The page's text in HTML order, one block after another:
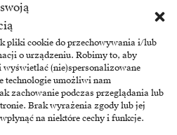
pliki cookie do przechowywania i/lub
o urządzeniu. Robimy to, aby
(nie)spersonalizowane
technologie umożliwi nam
zachowanie podczas przeglądania lub
Brak wyrażenia zgody lub jej
na niektóre cechy i funkcje.
każda
z klientem staje się
okazją
przekazania
ale do budowania
wzmacniania relacji.